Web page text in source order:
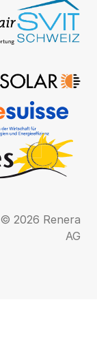
© 2026 Renera
AG